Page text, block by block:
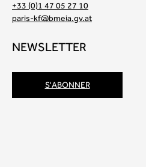
+33 (0)1 47 05 27 10
paris-kf@bmeia.gv.at
NEWSLETTER
S'ABONNER